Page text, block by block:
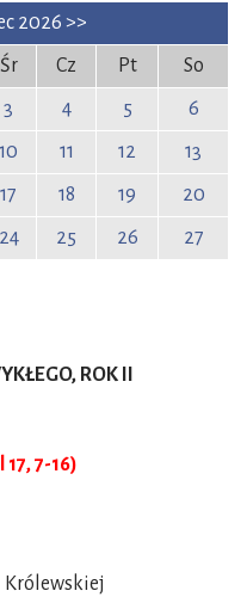
2026 >>
Śr Cz Pt
So
3 4 5
6
10 11 12
13
17 18 19
20
24 25 26
27
ROK II
17, 7-16)
Królewskiej